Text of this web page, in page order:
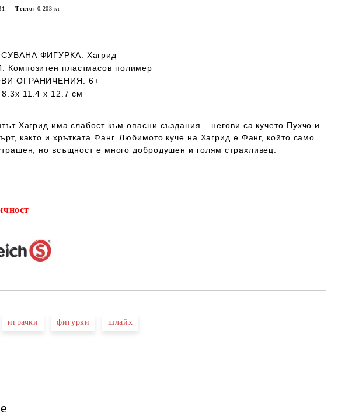
Тегло: 0.203 кг
ФИГУРКА: Хагрид
Композитен пластмасов полимер
ОГРАНИЧЕНИЯ: 6+
8.3х 11.4 х 12.7 см
Хагрид има слабост към опасни създания – негови са кучето Пухчо и
както и хрътката Фанг. Любимото куче на Хагрид е Фанг, който само
но всъщност е много добродушен и голям страхливец.
играчки фигурки шлайх